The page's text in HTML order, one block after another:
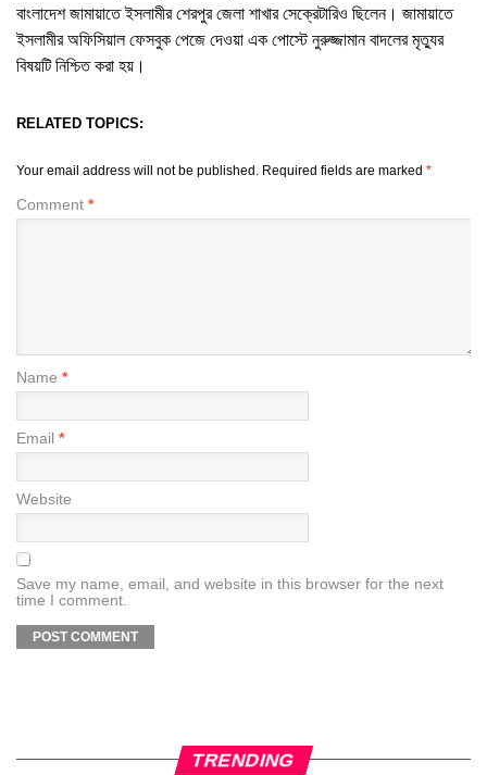
বাংলাদেশ জামায়াতে ইসলামীর শেরপুর জেলা শাখার সেক্রেটারিও ছিলেন। জামায়াতে
ইসলামীর অফিসিয়াল ফেসবুক পেজে দেওয়া এক পোস্টে নুরুজ্জামান বাদলের মৃত্যুর
বিষয়টি নিশ্চিত করা হয়।
RELATED TOPICS:
Your email address will not be published. Required fields are marked *
Comment *
Name *
Email *
Website
Save my name, email, and website in this browser for the next
time I comment.
TRENDING